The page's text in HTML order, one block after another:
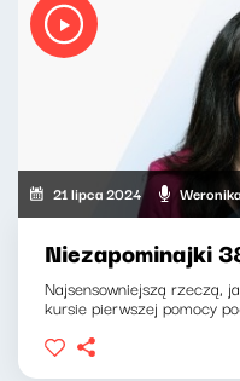
21 lipca 2024
Niezapominajki
Najsensowniejszą rzeczą,
kursie pierwszej pomocy